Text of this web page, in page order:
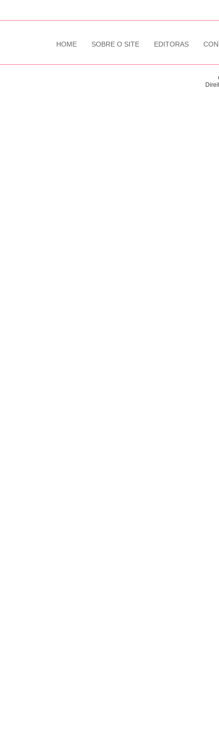
HOME SOBRE O SITE EDITORAS